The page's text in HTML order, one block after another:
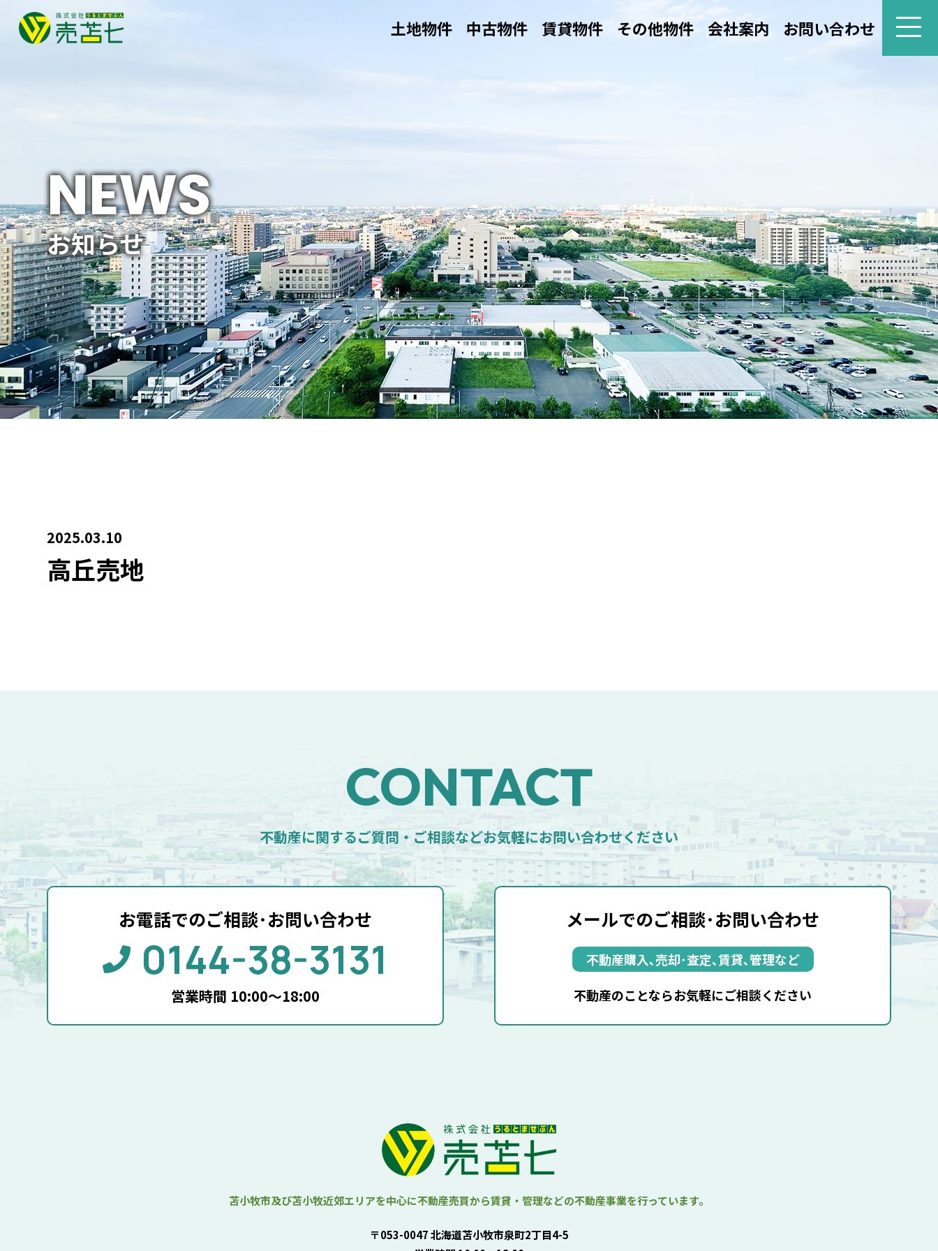
土地物件 中古物件 賃貸物件 その他物件 会社案内 お問い合わせ
中古物件
賃貸物件
その他物件
会社案内
お問い合わせ
NEWS
お知らせ
2025.03.10
高丘売地
CONTACT
不動産に関するご質問・ご相談などお気軽にお問い合わせください
お電話でのご相談･お問い合わせ
0144-38-3131
営業時間 10:00～18:00
メールでのご相談･お問い合わせ
不動産購入､売却･査定､賃貸､管理など
不動産のことならお気軽にご相談ください
苫小牧市及び苫小牧近郊エリアを中心に不動産売買から賃貸・管理などの不動産事業を行っています。
〒053-0047 北海道苫小牧市泉町2丁目4-5